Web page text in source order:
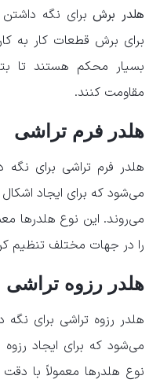
هلدر برشبرای نگه داشتن
برای برش قطعات کار به
بسیار محکم هستند تا
مقاومت کنند.
هلدر فرم تراشی
هلدر فرم تراشی برای نگه
می‌شود که برای ایجاد
می‌روند. این نوع هلدرها
را در جهات مختلف تنظیم
هلدر رزوه تراشی
هلدر رزوه تراشی برای نگه
می‌شود که برای ایجاد
نوع هلدرها معمولاً با